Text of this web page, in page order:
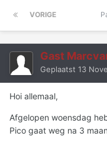
VORIGE
Gast
Geplaatst 13
Hoi allemaal,
Afgelopen woensdag
Pico gaat weg na 3